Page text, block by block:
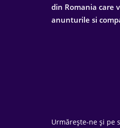
din Romania care
anunturile si
Urmărește-ne și pe